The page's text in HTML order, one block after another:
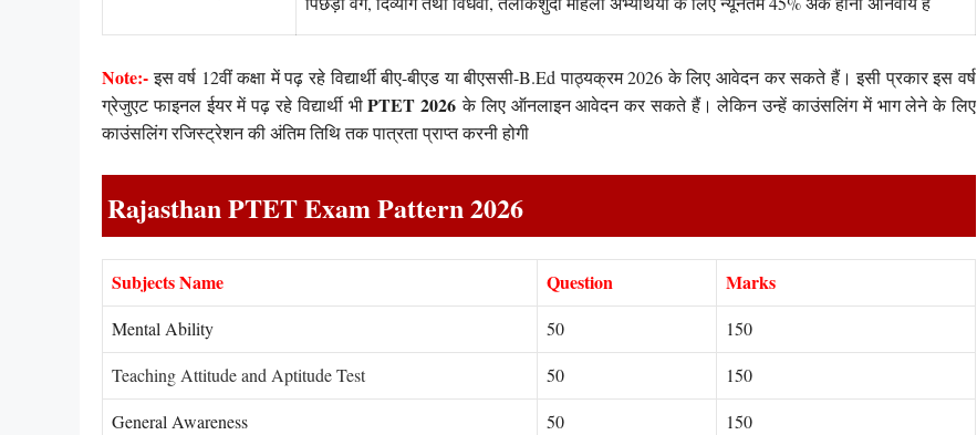
Note:- इस वर्ष 12वीं कक्षा में पढ़ रहे विद्यार्थी बीए-बीएड या बीएससी-B.Ed पाठ्यक्रम 2026 के लिए आवेदन कर सकते हैं। इसी प्रकार इस वर्ष
ग्रेजुएट फाइनल ईयर में पढ़ रहे विद्यार्थी भीPTET 2026 के लिए ऑनलाइन आवेदन कर सकते हैं। लेकिन उन्हें काउंसलिंग में भाग लेने के लिए
काउंसलिंग रजिस्ट्रेशन की अंतिम तिथि तक पात्रता प्राप्त करनी होगी
Rajasthan PTET Exam Pattern 2026
Subjects Name Question Marks
Mental Ability 50
150
Teaching Attitude and Aptitude Test 50
150
General Awareness
50
150